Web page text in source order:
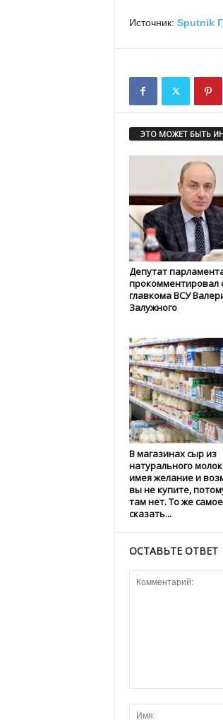
Источник: Sputnik
ЭТО МОЖЕТ БЫТЬ
Депутат
прокомментировал
главкома ВСУ
Залужного
В магазинах сыр из
натурального
имея желание и
вы не купите,
там нет. То же
сказать...
ОСТАВЬТЕ ОТВЕТ